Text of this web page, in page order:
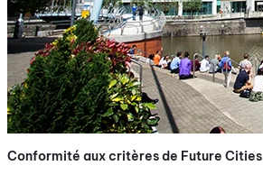
Conformité aux critères de Future Cities